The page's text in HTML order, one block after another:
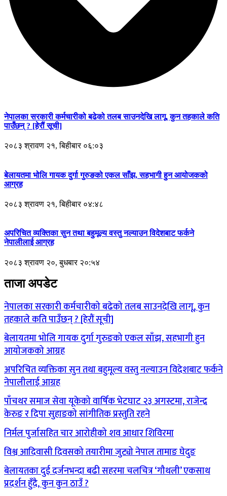
नेपालका सरकारी कर्मचारीको बढेको तलब साउनदेखि लागू, कुन तहकाले कति
पाउँछन् ? [हेरौं सूची]
२०८३ श्रावण २१, बिहीबार ०६:०३
बेलायतमा भोलि गायक दुर्गा गुरुङको एकल साँझ, सहभागी हुन आयोजकको
आग्रह
२०८३ श्रावण २१, बिहीबार ०४:४८
अपरिचित व्यक्तिका सुन तथा बहुमूल्य वस्तु नल्याउन विदेशबाट फर्कने
नेपालीलाई आग्रह
२०८३ श्रावण २०, बुधबार २०:५४
ताजा अपडेट
नेपालका सरकारी कर्मचारीको बढेको तलब साउनदेखि लागू, कुन
तहकाले कति पाउँछन् ? [हेरौं सूची]
बेलायतमा भोलि गायक दुर्गा गुरुङको एकल साँझ, सहभागी हुन
आयोजकको आग्रह
अपरिचित व्यक्तिका सुन तथा बहुमूल्य वस्तु नल्याउन विदेशबाट फर्कने
नेपालीलाई आग्रह
पाँचथर समाज सेवा यूकेको वार्षिक भेटघाट २३ अगस्टमा, राजेन्द्र
केरुङ र दिपा सुहाङको सांगीतिक प्रस्तुति रहने
निर्मल पुर्जासहित चार आरोहीको शव आधार शिविरमा
विश्व आदिवासी दिवसको तयारीमा जुट्यो नेपाल तामाङ घेदुङ
बेलायतका दुई दर्जनभन्दा बढी सहरमा चलचित्र ‘गौथली’ एकसाथ
प्रदर्शन हुँदै, कुन कुन ठाउँ ?